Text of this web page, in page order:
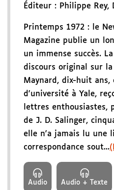
Éditeur : Philippe Rey,
Printemps 1972 : le
Magazine publie un
un immense succès.
discours original sur la
Maynard, dix-huit ans,
d'université à Yale,
lettres enthousiastes,
de J. D. Salinger,
elle n'a jamais lu une
correspondance sout...
Audio Audio + Texte